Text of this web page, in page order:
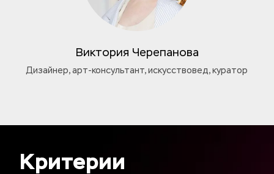
Виктория Черепанова
Дизайнер, арт-консультант, искусствовед, куратор
Критерии